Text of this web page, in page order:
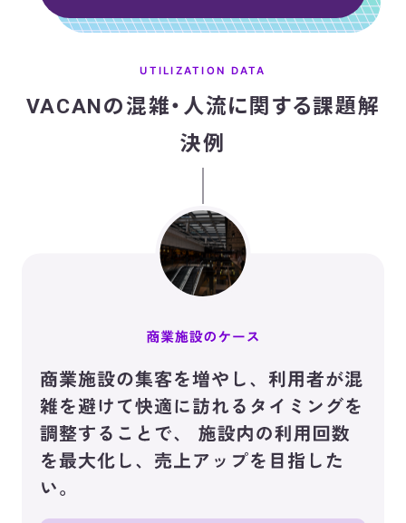
UTILIZATION DATA
VACANの混雑・人流に関する課題解
決例